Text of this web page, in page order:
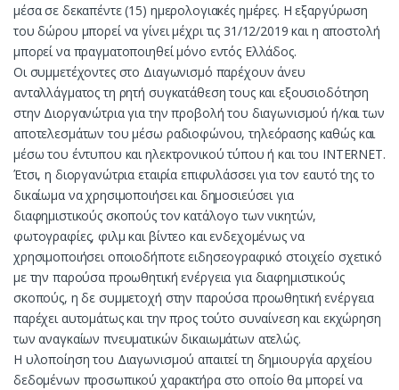
μέσα σε δεκαπέντε (15) ημερολογιακές ημέρες. Η εξαργύρωση
του δώρου μπορεί να γίνει μέχρι τις 31/12/2019 και η αποστολή
μπορεί να πραγματοποιηθεί μόνο εντός Ελλάδος.
Οι συμμετέχοντες στο Διαγωνισμό παρέχουν άνευ
ανταλλάγματος τη ρητή συγκατάθεση τους και εξουσιοδότηση
στην Διοργανώτρια για την προβολή του διαγωνισμού ή/και των
αποτελεσμάτων του μέσω ραδιοφώνου, τηλεόρασης καθώς και
μέσω του έντυπου και ηλεκτρονικού τύπου ή και του INTERNET.
Έτσι, η διοργανώτρια εταιρία επιφυλάσσει για τον εαυτό της το
δικαίωμα να χρησιμοποιήσει και δημοσιεύσει για
διαφημιστικούς σκοπούς τον κατάλογο των νικητών,
φωτογραφίες, φιλμ και βίντεο και ενδεχομένως να
χρησιμοποιήσει οποιοδήποτε ειδησεογραφικό στοιχείο σχετικό
με την παρούσα προωθητική ενέργεια για διαφημιστικούς
σκοπούς, η δε συμμετοχή στην παρούσα προωθητική ενέργεια
παρέχει αυτομάτως και την προς τούτο συναίνεση και εκχώρηση
των αναγκαίων πνευματικών δικαιωμάτων ατελώς.
Η υλοποίηση του Διαγωνισμού απαιτεί τη δημιουργία αρχείου
δεδομένων προσωπικού χαρακτήρα στο οποίο θα μπορεί να